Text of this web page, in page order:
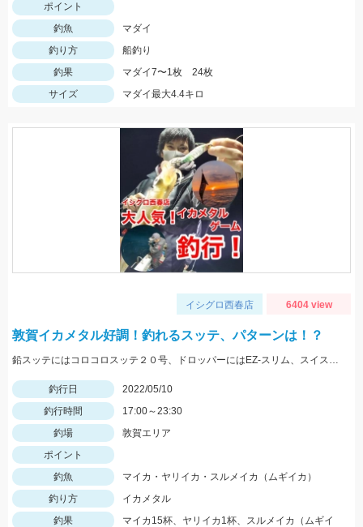
ポイント
釣魚
マダイ
釣り方
船釣り
釣果
マダイ7〜1枚 24枚
サイズ
マダイ最大4.4キロ
イシグロ西春店 6404 view
敦賀イカメタル好調！釣れるスッテ、パターンは！？
鉛スッテにはコロコロスッテ２０号、ドロッパーにはEZ-スリム、スイスイドロッパーをメインに使用しました。
釣行日
2022/05/10
釣行時間
17:00～23:30
釣場
敦賀エリア
ポイント
釣魚
マイカ・ヤリイカ・スルメイカ（ムギイカ）
釣り方
イカメタル
釣果
マイカ15杯、ヤリイカ1杯、スルメイカ（ムギイ